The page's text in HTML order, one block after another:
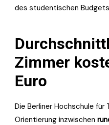
des studentischen
Zimmer
Euro
Die Berliner Hochschule für
Orientierung inzwischen